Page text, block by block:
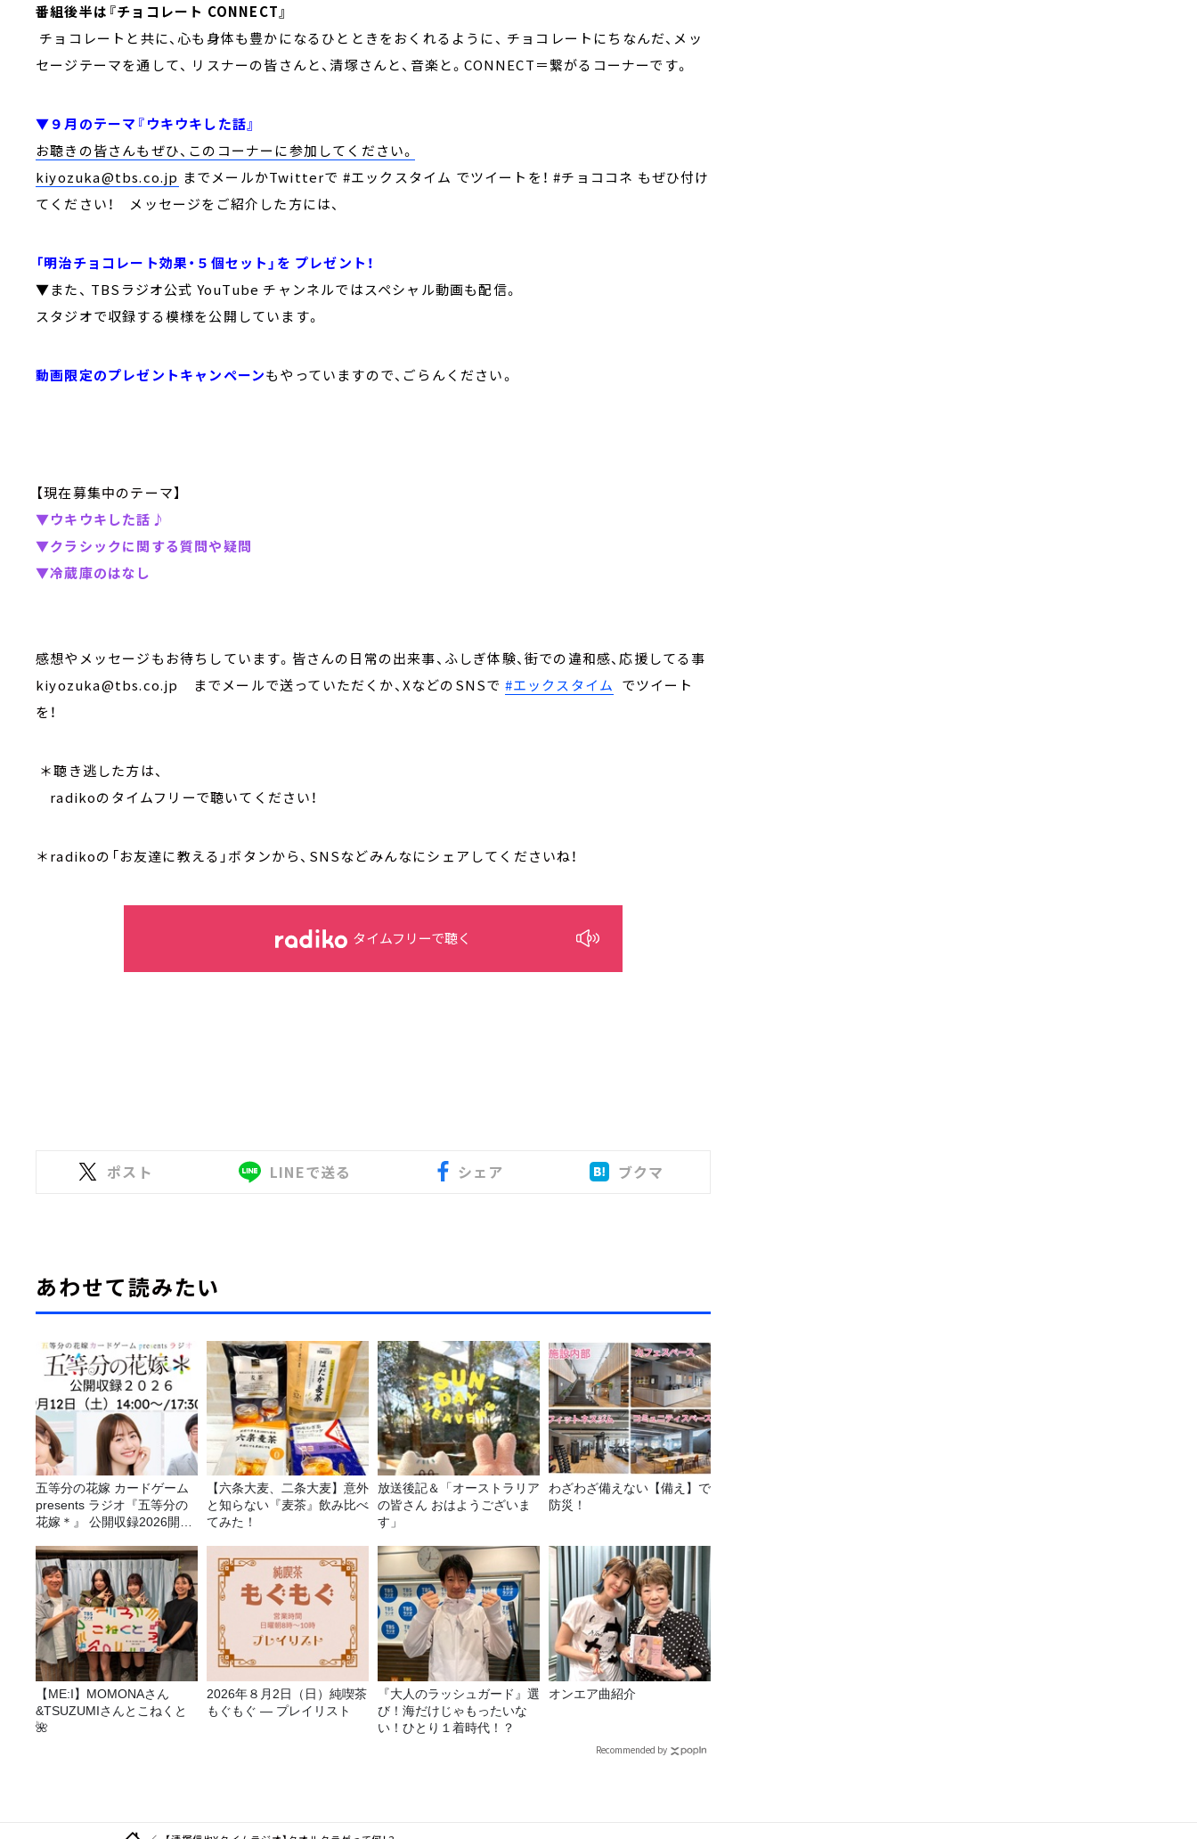
番組後半は『チョコレート CONNECT』
チョコレートと共に、心も身体も豊かになるひとときをおくれるように、 チョコレートにちなんだ、メッ
セージテーマを通して、 リスナーの皆さんと、清塚さんと、音楽と。CONNECT＝繋がるコーナーです。
▼９月のテーマ『ウキウキした話』
お聴きの皆さんもぜひ、このコーナーに参加してください。
kiyozuka@tbs.co.jp までメールかTwitterで #エックスタイム でツイートを！ #チョココネ もぜひ付け
てください！ メッセージをご紹介した方には、
「明治チョコレート効果・５個セット」を プレゼント！
▼また、 TBSラジオ公式 YouTube チャンネルではスペシャル動画も配信。
スタジオで収録する模様を公開しています。
動画限定のプレゼントキャンペーンもやっていますので、ごらんください。
【現在募集中のテーマ】
▼ウキウキした話♪
▼クラシックに関する質問や疑問
▼冷蔵庫のはなし
感想やメッセージもお待ちしています。皆さんの日常の出来事、ふしぎ体験、街での違和感、応援してる事
kiyozuka@tbs.co.jp までメールで送っていただくか、XなどのSNSで #エックスタイム でツイート
を！
＊聴き逃した方は、
radikoのタイムフリーで聴いてください！
＊radikoの「お友達に教える」ボタンから、SNSなどみんなにシェアしてくださいね！
タイムフリーで聴く
ポスト LINEで送る シェア ブクマ
あわせて読みたい
五等分の花嫁 カードゲーム
presents ラジオ『五等分の
花嫁＊』 公開収録2026開催
【六条大麦、二条大麦】意外
と知らない『麦茶』飲み比べ
てみた！
放送後記＆「オーストラリア
の皆さん おはようございま
す」
わざわざ備えない【備え】で
防災！
【ME:I】MOMONAさん
&TSUZUMIさんとこねくと
🌺
2026年８月2日（日）純喫茶
もぐもぐ ― プレイリスト
『大人のラッシュガード』選
び！海だけじゃもったいな
い！ひとり１着時代！？
オンエア曲紹介
Recommended by